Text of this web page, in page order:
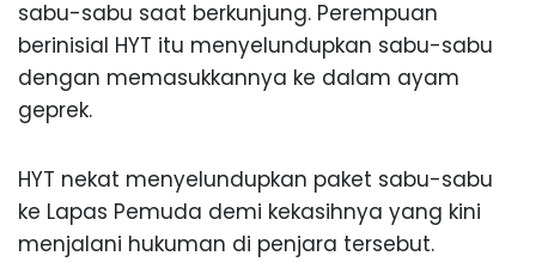
sabu-sabu saat berkunjung. Perempuan
berinisial HYT itu menyelundupkan sabu-sabu
dengan memasukkannya ke dalam ayam
geprek.
HYT nekat menyelundupkan paket sabu-sabu
ke Lapas Pemuda demi kekasihnya yang kini
menjalani hukuman di penjara tersebut.